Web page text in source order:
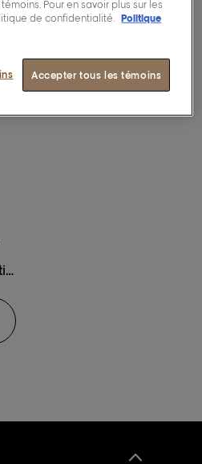
Pour en savoir plus sur les
de confidentialité.
Politique
Accepter tous les témoins